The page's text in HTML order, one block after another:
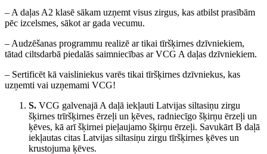
– A daļas A2 klasē sākam uzņemt visus zirgus, kas atbilst prasībām
pēc izcelsmes, sākot ar gada vecumu.
– Audzēšanas programmu realizē ar tikai tīršķirnes dzīvniekiem,
tātad ciltsdarbā piedalās saimniecības ar VCG A daļas dzīvniekiem.
– Sertificēt kā vaisliniekus varēs tikai tīršķirnes dzīvniekus, kas
uzņemti vai uzņemami VCG!
S. VCG galvenajā A daļā iekļauti Latvijas siltasiņu zirgu
šķirnes trīršķirnes ērzeļi un ķēves, radniecīgo šķirņu ērzeļi un
ķēves, kā arī šķirnei pieļaujamo šķirņu ērzeļi. Savukārt B daļā
iekļautas citas Latvijas siltasiņu zirgu tīršķirnes ķēves un
krustojuma ķēves.